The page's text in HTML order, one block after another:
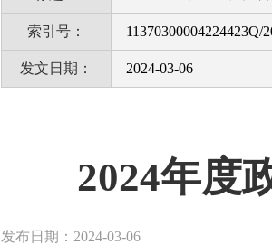
索引号： 11370300004224423Q/
发文日期： 2024-03-06
2024年度
发布日期：2024-03-06